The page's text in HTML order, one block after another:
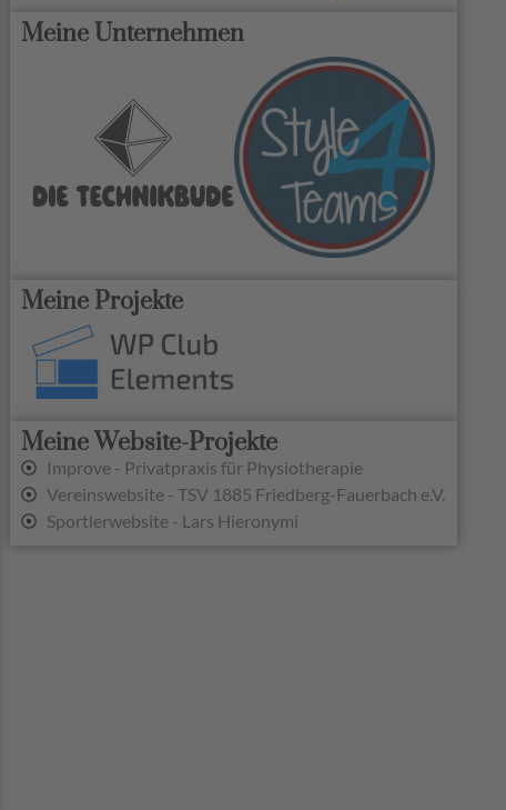
Meine Unternehmen
Meine Projekte
Meine Website-Projekte
Improve - Privatpraxis für Physiotherapie
Vereinswebsite - TSV 1885 Friedberg-Fauerbach e.V.
Sportlerwebsite - Lars Hieronymi